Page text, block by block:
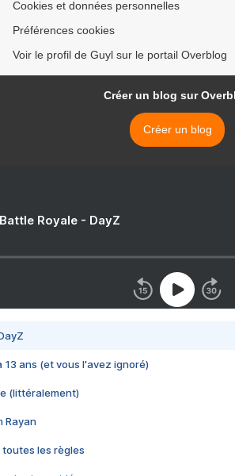
Cookies et données personnelles
Préférences cookies
Voir le profil de Guyl sur le portail Overblog
Créer un blog sur
Créer un blog
Royale - DayZ
13 ans (et vous l'avez ignoré)
(littéralement)
Rayan
toutes les règles